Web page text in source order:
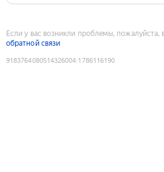
Если у вас возникли проблемы, пожалуйста,
обратной связи
9183764080514326004:1786116190